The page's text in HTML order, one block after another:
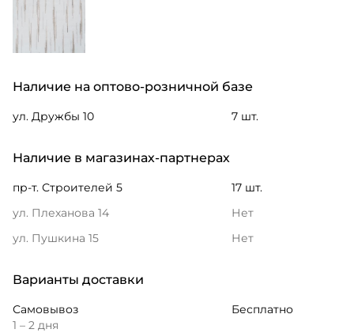
Наличие на оптово-розничной базе
ул. Дружбы 10 7 шт.
Наличие в магазинах-партнерах
пр-т. Строителей 5
17 шт.
ул. Плеханова 14
Нет
ул. Пушкина 15
Нет
Варианты доставки
Самовывоз
1 – 2 дня
Бесплатно